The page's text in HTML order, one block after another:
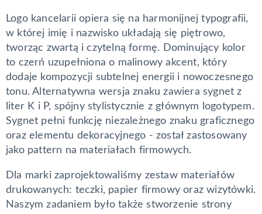
Logo kancelarii opiera się na harmonijnej typografii,
w której imię i nazwisko układają się piętrowo,
tworząc zwartą i czytelną formę. Dominujący kolor
to czerń uzupełniona o malinowy akcent, który
dodaje kompozycji subtelnej energii i nowoczesnego
tonu. Alternatywna wersja znaku zawiera sygnet z
liter K i P, spójny stylistycznie z głównym logotypem.
Sygnet pełni funkcję niezależnego znaku graficznego
oraz elementu dekoracyjnego - został zastosowany
jako pattern na materiałach firmowych.
Dla marki zaprojektowaliśmy zestaw materiałów
drukowanych: teczki, papier firmowy oraz wizytówki.
Naszym zadaniem było także stworzenie strony